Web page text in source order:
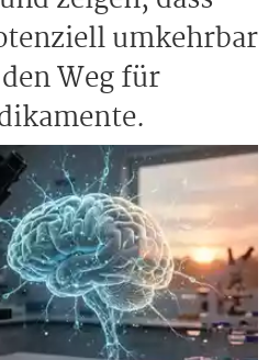
umkehrbar
Weg für